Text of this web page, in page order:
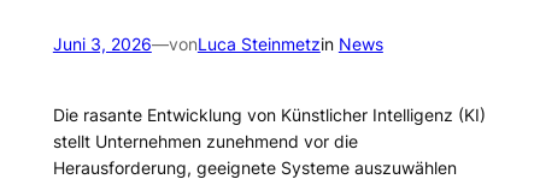
Juni 3, 2026—vonLuca Steinmetzin News
Die rasante Entwicklung von Künstlicher Intelligenz (KI)
stellt Unternehmen zunehmend vor die
Herausforderung, geeignete Systeme auszuwählen